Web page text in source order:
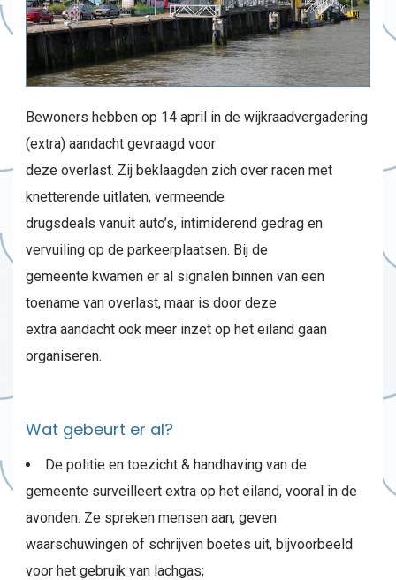
Bewoners hebben op 14 april in de wijkraadvergadering
(extra) aandacht gevraagd voor
deze overlast. Zij beklaagden zich over racen met
knetterende uitlaten, vermeende
drugsdeals vanuit auto’s, intimiderend gedrag en
vervuiling op de parkeerplaatsen. Bij de
gemeente kwamen er al signalen binnen van een
toename van overlast, maar is door deze
extra aandacht ook meer inzet op het eiland gaan
organiseren.
Wat gebeurt er al?
De politie en toezicht & handhaving van de
gemeente surveilleert extra op het eiland, vooral in de
avonden. Ze spreken mensen aan, geven
waarschuwingen of schrijven boetes uit, bijvoorbeeld
voor het gebruik van lachgas;